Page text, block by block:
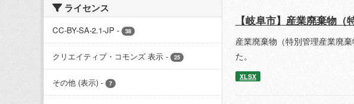
ライセンス
CC-BY-SA-2.1-JP - 38
クリエイティブ・コモンズ 表示 - 25
その他 (表示) - 7
【岐阜市】産業廃棄物
産業廃棄物（特別管理産業廃
た。
XLSX